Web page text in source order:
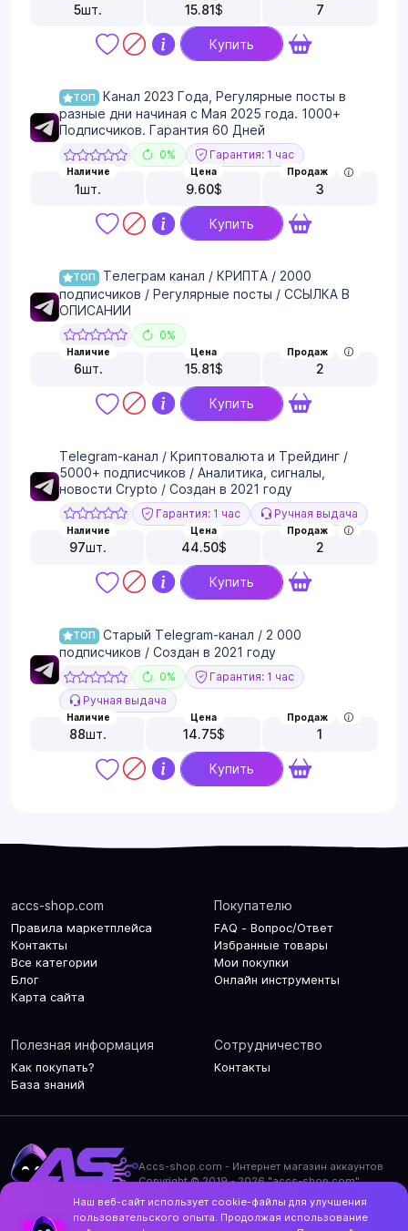
5шт. 15.81$ 7
Купить
ТОП
Канал 2023 Года, Регулярные посты в
разные дни начиная с Мая 2025 года. 1000+
Подписчиков. Гарантия 60 Дней
0% Гарантия: 1 час
Наличие
1шт.
Цена
9.60$
Продаж
3
Купить
ТОП
Телеграм канал / КРИПТА / 2000
подписчиков / Регулярные посты / ССЫЛКА В
ОПИСАНИИ
0%
Наличие
6шт.
Цена
15.81$
Продаж
2
Купить
Telegram-канал / Криптовалюта и Трейдинг /
5000+ подписчиков / Аналитика, сигналы,
новости Crypto / Создан в 2021 году
Гарантия: 1 час Ручная выдача
Наличие
97шт.
Цена
44.50$
Продаж
2
Купить
ТОП
Старый Telegram-канал / 2 000
подписчиков / Создан в 2021 году
0%
Гарантия: 1 час
Ручная выдача
Наличие
88шт.
Цена
14.75$
Продаж
1
Купить
accs-shop.com
Правила маркетплейса
Контакты
Все категории
Блог
Карта сайта
Покупателю
FAQ - Вопрос/Ответ
Избранные товары
Мои покупки
Онлайн инструменты
Полезная информация
Как покупать?
База знаний
Сотрудничество
Контакты
Accs-shop.com - Интернет магазин аккаунтов
Copyright © 2019 - 2026 "accs-shop.com"
Политика использования cookie-файлов
Наш веб-сайт использует cookie-файлы для улучшения
пользовательского опыта. Продолжая использование